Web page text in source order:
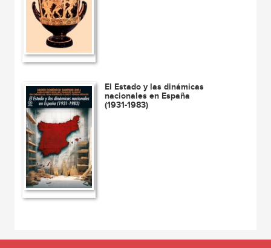
El Estado y las dinámicas
nacionales en España
(1931-1983)